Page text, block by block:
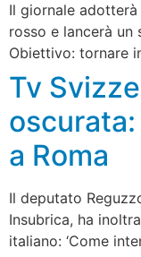
Il giornale adotterà
rosso e lancerà un
Obiettivo: tornare
Tv
oscurata:
a Roma
Il deputato
Insubrica, ha
italiano: ‘Come